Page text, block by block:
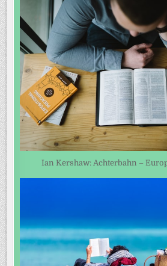
Ian Kershaw: Achterbahn –